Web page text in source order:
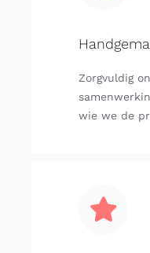
Zorgvuldig
wie we de